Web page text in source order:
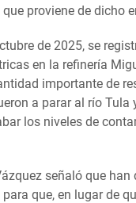
proviene de dicho
de 2025, se
en la refinería
importante de
a parar al río Tula
los niveles de
señaló que
que, en lugar de